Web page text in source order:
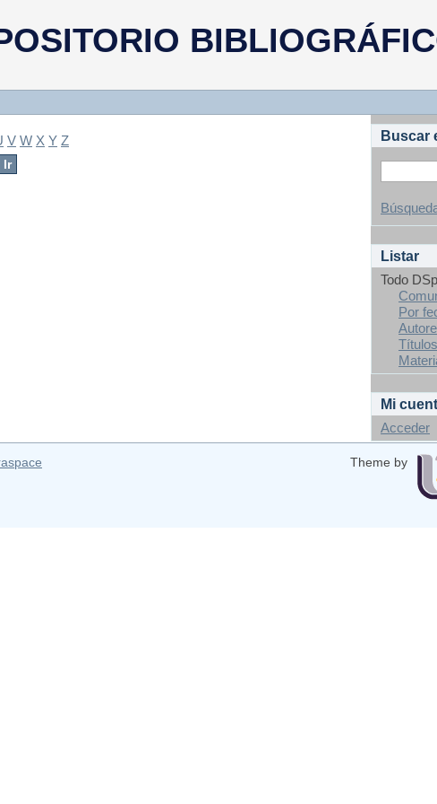
V W X Y Z
Buscar
Listar
Todo
Por
Títulos
Mi
Acceder
Theme by